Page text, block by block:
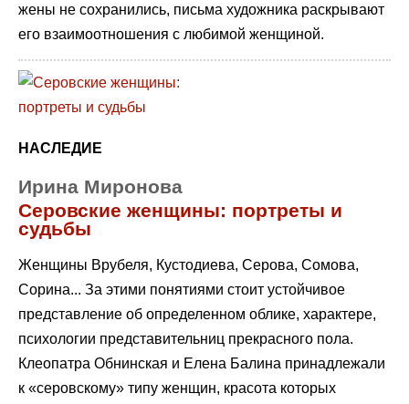
жены не сохранились, письма художника раскрывают
его взаимоотношения с любимой женщиной.
НАСЛЕДИЕ
Ирина Миронова
Серовские женщины: портреты и
судьбы
Женщины Врубеля, Кустодиева, Серова, Сомова,
Сорина... За этими понятиями стоит устойчивое
представление об определенном облике, характере,
психологии представительниц прекрасного пола.
Клеопатра Обнинская и Елена Балина принадлежали
к «серовскому» типу женщин, красота которых